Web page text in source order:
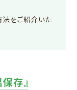
法をご紹介いた
存』